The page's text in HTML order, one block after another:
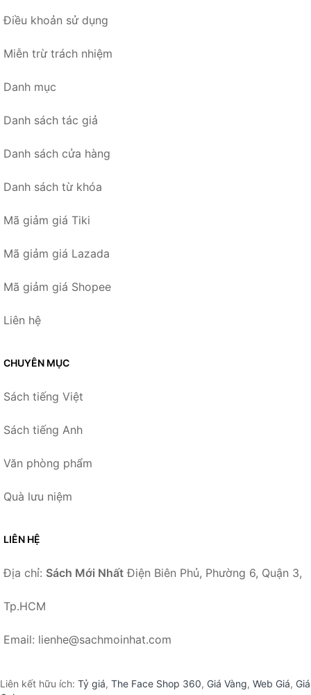
Điều khoản sử dụng
Miễn trừ trách nhiệm
Danh mục
Danh sách tác giả
Danh sách cửa hàng
Danh sách từ khóa
Mã giảm giá Tiki
Mã giảm giá Lazada
Mã giảm giá Shopee
Liên hệ
CHUYÊN MỤC
Sách tiếng Việt
Sách tiếng Anh
Văn phòng phẩm
Quà lưu niệm
LIÊN HỆ
Địa chỉ: Sách Mới Nhất Điện Biên Phủ, Phường 6, Quận 3,
Tp.HCM
Email: lienhe@sachmoinhat.com
Liên kết hữu ích: Tỷ giá, The Face Shop 360, Giá Vàng, Web Giá, Giá